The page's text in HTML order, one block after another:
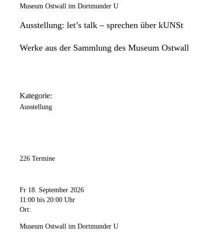
Museum Ostwall im Dortmunder U
Ausstellung: let’s talk – sprechen über kUNSt
Werke aus der Sammlung des Museum Ostwall
Kategorie:
Ausstellung
226 Termine
Fr 18. September 2026
11:00 bis 20:00 Uhr
Ort:
Museum Ostwall im Dortmunder U